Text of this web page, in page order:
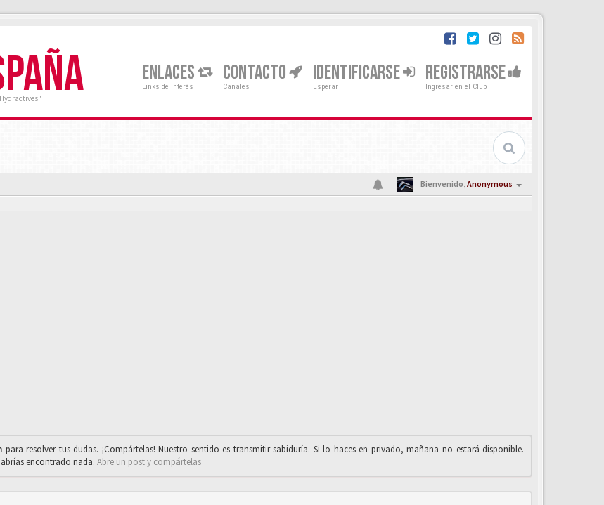
ENLACES
Links de interés
CONTACTO
Canales
IDENTIFICARSE
Esperar
REGISTRARSE
Ingresar en el Club
Bienvenido,Anonymous
para resolver tus dudas. ¡Compártelas! Nuestro sentido es transmitir sabiduría. Si lo haces en privado, mañana no estará disponible.
encontrado nada. Abre un post y compártelas